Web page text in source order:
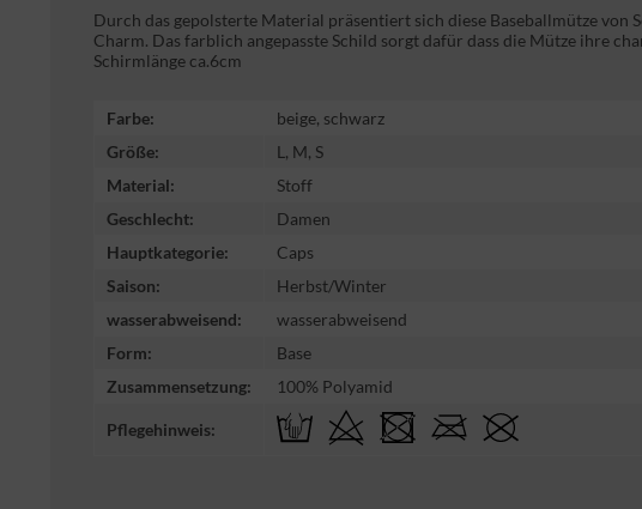
Durch das gepolsterte Material präsentiert sich diese Baseballmütze von
Charm. Das farblich angepasste Schild sorgt dafür dass die Mütze ihre
Schirmlänge ca.6cm
Farbe:
beige, schwarz
Größe:
L, M, S
Material:
Stoff
Geschlecht:
Damen
Hauptkategorie:
Caps
Saison:
Herbst/Winter
wasserabweisend:
wasserabweisend
Form:
Base
Zusammensetzung:
100% Polyamid
Pflegehinweis: